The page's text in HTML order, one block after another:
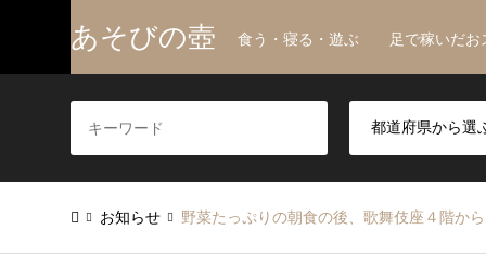
あそびの壺 食う・寝る・遊ぶ 足で稼いだお
お知らせ 野菜たっぷりの朝食の後、歌舞伎座４階か